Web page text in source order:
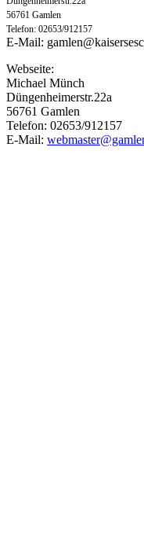
56761 Gamlen
Telefon: 02653/912157
E-Mail:
Webseite:
Michael Münch
Düngenheimerstr.22a
56761 Gamlen
Telefon: 02653/912157
E-Mail: